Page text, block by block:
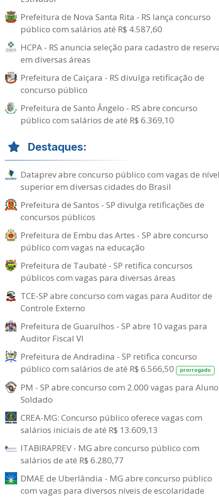
Prefeitura de Nova Santa Rita - RS lança concurso
público com salários até R$ 4.587,60
HCPA - RS anuncia seleção para cadastro de
em diversas áreas
Prefeitura de Caiçara - RS divulga retificação de
concurso público
Prefeitura de Santo Ângelo - RS abre concurso
público com salários de até R$ 6.369,10
Destaques:
Dataprev abre concurso público com vagas de
superior em diversas cidades do Brasil
Prefeitura de Santos - SP divulga retificações de
concursos públicos
Prefeitura de Embu das Artes - SP abre concurso
público com vagas na educação
Prefeitura de Taubaté - SP retifica concursos
públicos com vagas para diversas áreas
TCE-SP abre concurso com vagas para Auditor de
Controle Externo
Prefeitura de Guarulhos - SP abre 10 vagas para
Auditor Fiscal VI
Prefeitura de Andradina - SP retifica concurso
público com salários de até R$ 6.566,50
prorrogado
PM - SP abre concurso com 2.000 vagas para
Soldado
CREA-MG: Concurso público oferece vagas com
salários iniciais de até R$ 13.609,13
ITABIRAPREV - MG abre concurso público com
salários de até R$ 6.280,77
DMAE de Uberlândia - MG abre concurso público
com vagas para diversos níveis de escolaridade